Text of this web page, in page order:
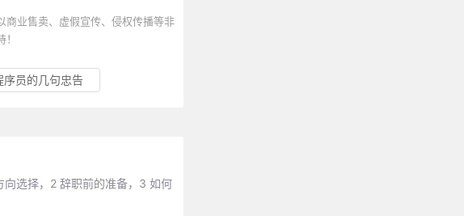
商业售卖、虚假宣传、侵权传播等非
序员的几句忠告
选择，2 辞职前的准备，3 如何